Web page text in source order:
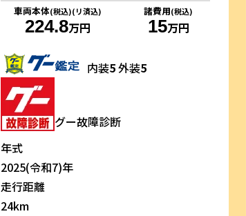
車両本体(税込)(リ済込)
224.8万円
諸費用(税込)
15万円
内装5外装5
グー故障診断
年式
2025(令和7)年
走行距離
24km